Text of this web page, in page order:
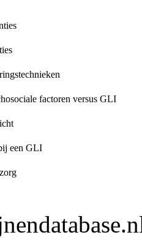
factoren versus GLI
een GLI